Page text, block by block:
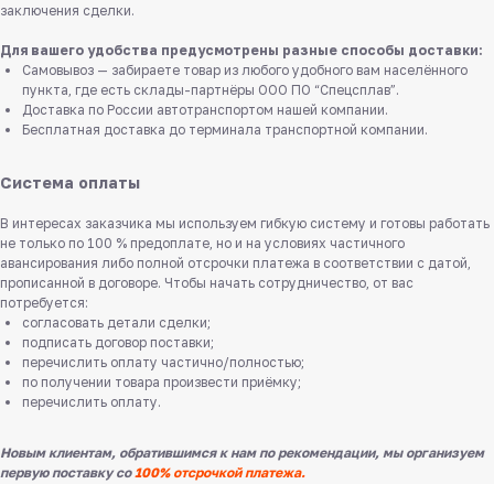
заключения сделки.
Для вашего удобства предусмотрены разные способы доставки:
Самовывоз — забираете товар из любого удобного вам населённого
пункта, где есть склады-партнёры ООО ПО “Спецсплав”.
Доставка по России автотранспортом нашей компании.
Бесплатная доставка до терминала транспортной компании.
Система оплаты
В интересах заказчика мы используем гибкую систему и готовы работать
не только по 100 % предоплате, но и на условиях частичного
авансирования либо полной отсрочки платежа в соответствии с датой,
прописанной в договоре. Чтобы начать сотрудничество, от вас
потребуется:
согласовать детали сделки;
подписать договор поставки;
перечислить оплату частично/полностью;
по получении товара произвести приёмку;
перечислить оплату.
Новым клиентам, обратившимся к нам по рекомендации, мы организуем
первую поставку со100% отсрочкой платежа.